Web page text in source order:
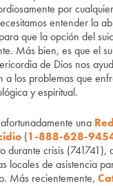
por
entender la
que la opción del
Más bien, es que el
de Dios nos
a los problemas que
y espiritual.
una
(1-888-628-
durante crisis (741741),
locales de asistencia
Más recientemente,